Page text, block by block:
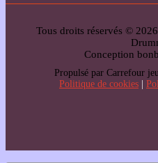
Tous droits réservés ©
Conception
Propulsé par Carrefour
Politique de cookies |